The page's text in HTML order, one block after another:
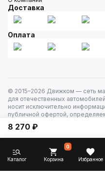
8 270 ₽
Доставка
Оплата
© 2015–2026 Движком — сеть
для отечественных
носит исключительно
публичной офертой,
ст. 437 Гражданского кодекса
Каталог Корзина
0
Избранное